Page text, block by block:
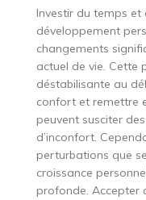
Investir du temps
développement
changements
actuel de vie. Cette
déstabilisante au
confort et remettre
peuvent susciter
d’inconfort.
perturbations que
croissance
profonde. Accepter